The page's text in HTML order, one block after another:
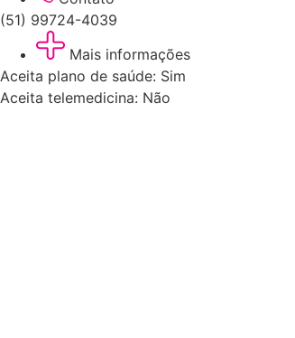
(51) 99724-4039
Mais informações
Aceita plano de saúde: Sim
Aceita telemedicina: Não